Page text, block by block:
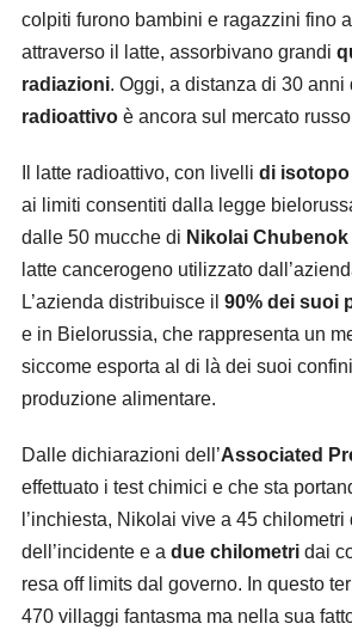
colpiti furono bambini e ragazzini fino
attraverso il latte, assorbivano grandi
radiazioni. Oggi, a distanza di 30 anni
radioattivoè ancora sul mercato
Il latte radioattivo, con livelli di
ai limiti consentiti dalla legge
dalle 50 mucche di Nikolai Chubenok
latte cancerogeno utilizzato
L’azienda distribuisce il 90% dei suoi
e in Bielorussia, che rappresenta un
siccome esporta al di là dei suoi
produzione alimentare.
Dalle dichiarazioni dell’Associated
effettuato i test chimici e che sta
l’inchiesta, Nikolai vive a 45
dell’incidente e a due chilometridai
resa off limits dal governo. In questo
470 villaggi fantasma ma nella sua